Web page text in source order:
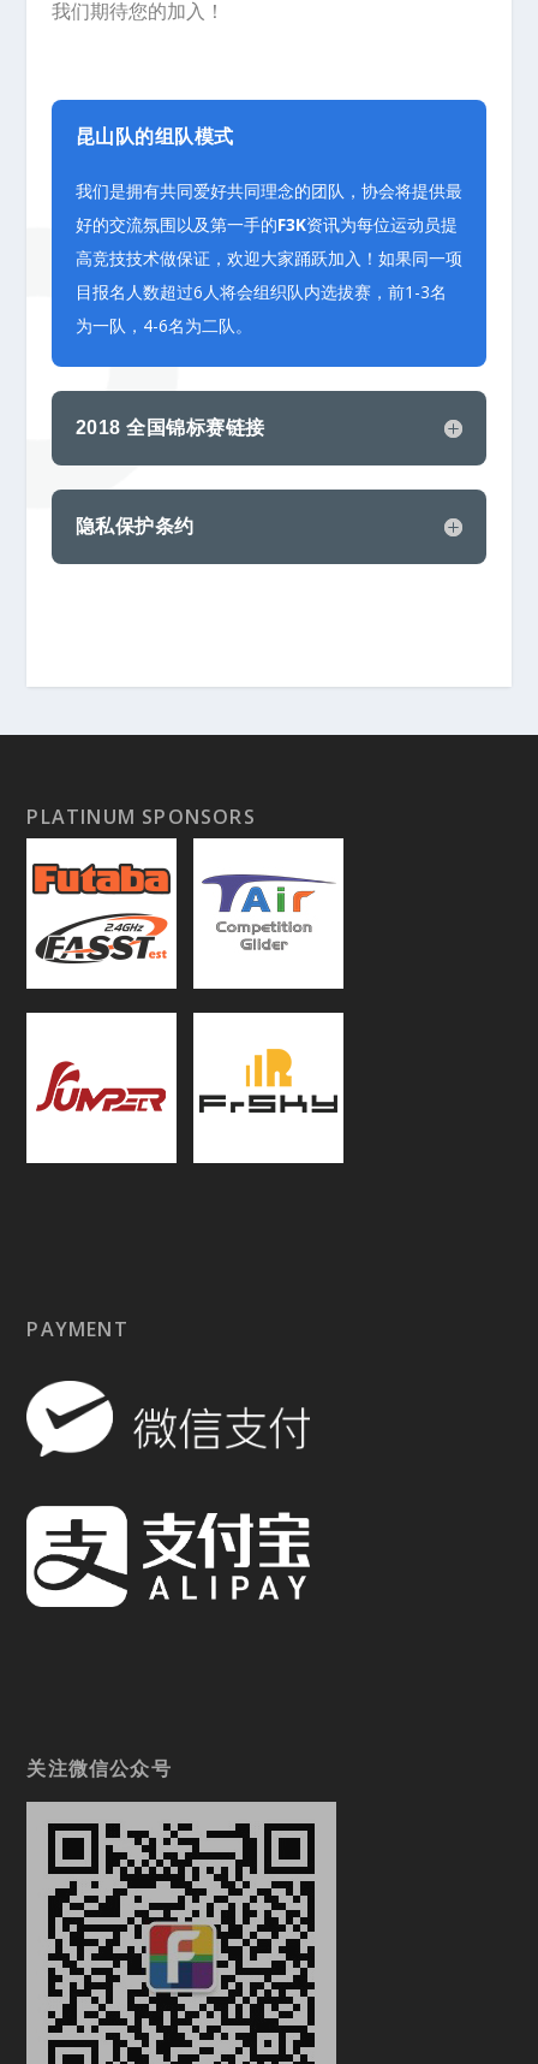
我们期待您的加入！
昆山队的组队模式
我们是拥有共同爱好共同理念的团队，协会将提供最
好的交流氛围以及第一手的F3K资讯为每位运动员提
高竞技技术做保证，欢迎大家踊跃加入！如果同一项
目报名人数超过6人将会组织队内选拔赛，前1-3名
为一队，4-6名为二队。
2018 全国锦标赛链接
隐私保护条约
PLATINUM SPONSORS
PAYMENT
关注微信公众号